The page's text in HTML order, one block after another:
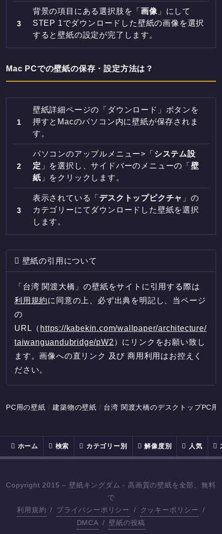
背景の項目にある選択肢を「画像 」にして
STEP 1でダウンロードした壁紙の画像を選択
すると壁紙の設定が完了します。
Mac PCでの壁紙の保存・設定方法は？
壁紙詳細ページの「ダウンロード」ボタンを
押すとMacのパソコン内に壁紙が保存されま
す。
パソコンのアップルメニュー>「 システム設
定 」を選択し、サイドバーのメニューの「壁
紙 」をクリックします。
表示されている「 デスクトップピクチャ 」の
カテゴリーにてダウンロードした壁紙を選択
します。
壁紙の引用について
「台湾 関渡大橋」の壁紙をサイトに引用する際は
利用規約に同意の上、必ず出典を明記し、当ページ
の
URL（ https://kabekin.com/wallpaper/architecture/
taiwanguandubridge/pW2 ）にリンクをお願い致し
ます。画像への直リンク 及び 商用利用はお控えく
ださい。
PC用の壁紙 建築物の壁紙 台湾 関渡大橋のデスクトップPC用
ホーム 検索 カテゴリー別 解像度別 人気
Copyright 2015 – 壁紙キングダム - 高画質の壁紙を全部、無料
で
利用規約 / プライバシーポリシー / クッキーポリシー
/
DMCA / 壁紙の投稿